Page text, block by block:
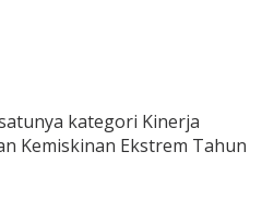
kategori Kinerja
Kemiskinan Ekstrem Tahun